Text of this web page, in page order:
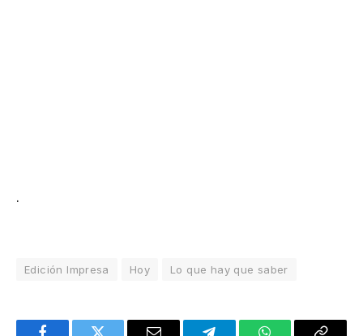
.
Edición Impresa Hoy Lo que hay que saber